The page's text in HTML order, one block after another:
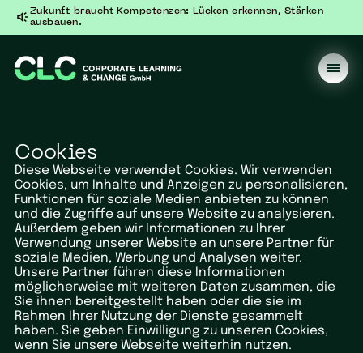
Zukunft braucht Kompetenzen: Lücken erkennen, Stärken
ausbauen.
Cookies
Diese Webseite verwendet Cookies. Wir verwenden
Cookies, um Inhalte und Anzeigen zu personalisieren,
Funktionen für soziale Medien anbieten zu können
und die Zugriffe auf unsere Website zu analysieren.
Außerdem geben wir Informationen zu Ihrer
Verwendung unserer Website an unsere Partner für
soziale Medien, Werbung und Analysen weiter.
Unsere Partner führen diese Informationen
möglicherweise mit weiteren Daten zusammen, die
Sie ihnen bereitgestellt haben oder die sie im
Rahmen Ihrer Nutzung der Dienste gesammelt
haben. Sie geben Einwilligung zu unseren Cookies,
wenn Sie unsere Webseite weiterhin nutzen.